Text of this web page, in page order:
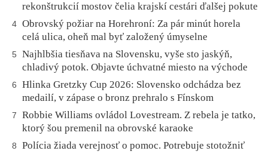
rekonštrukcií mostov čelia krajskí cestári ďalšej pokute
4 Obrovský požiar na Horehroní: Za pár minút horela
celá ulica, oheň mal byť založený úmyselne
5
Najhlbšia tiesňava na Slovensku, vyše sto jaskýň,
chladivý potok. Objavte úchvatné miesto na východe
6
Hlinka Gretzky Cup 2026: Slovensko odchádza bez
medailí, v zápase o bronz prehralo s Fínskom
7
Robbie Williams ovládol Lovestream. Z rebela je tatko,
ktorý šou premenil na obrovské karaoke
8
Polícia žiada verejnosť o pomoc. Potrebuje stotožniť